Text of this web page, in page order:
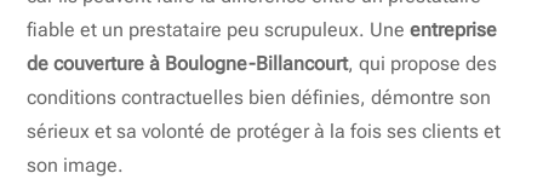
fiable et un prestataire peu scrupuleux. Uneentreprise
de couverture à Boulogne-Billancourt, qui propose des
conditions contractuelles bien définies, démontre son
sérieux et sa volonté de protéger à la fois ses clients et
son image.